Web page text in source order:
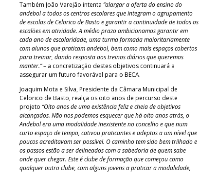
Também João Varejão intenta “alargar a oferta do ensino do
andebol a todos os centros escolares que integram o agrupamento
de escolas de Celorico de Basto e garantir a continuidade de todos os
escalões em atividade. A médio prazo ambicionamos garantir em
cada ano de escolaridade, uma turma formada maioritariamente
com alunos que praticam andebol, bem como mais espaços cobertos
para treinar, dando resposta aos treinos diários que queremos
manter.”– a concretização destes objetivos continuará a
assegurar um futuro favorável para o BECA.
Joaquim Mota e Silva, Presidente da Câmara Municipal de
Celorico de Basto, realça os oito anos de percurso deste
projeto “Oito anos de uma existência feliz e cheia de objetivos
alcançados. Não nos podemos esquecer que há oito anos atrás, o
Andebol era uma modalidade inexistente no concelho e que num
curto espaço de tempo, cativou praticantes e adeptos a um nível que
poucos acreditavam ser possível. O caminho tem sido bem trilhado e
os passos estão a ser delineados com a sabedoria de quem sabe
onde quer chegar. Este é clube de formação que começou como
qualquer outro clube, com alguns jovens a praticar a modalidade,